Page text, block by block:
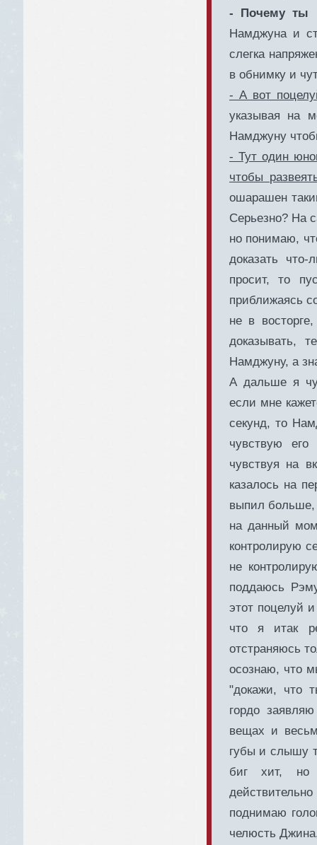
- Почему ты
Намджуна и
слегка
в обнимку и
- А вот
указывая на
Намджуну
- Тут один
чтобы
ошарашен
Серьезно? На
но понимаю,
доказать
просит, то
приближаясь
не в
доказывать,
Намджуну, а
А дальше я
если мне
секунд, то
чувствую
чувствуя на
казалось на
выпил больше,
на данный
контролирую
не
поддаюсь
этот поцелуй
что я итак
отстраняюсь
осознаю, что
"докажи, что
гордо
вещах и
губы и слышу
биг хит, но
поднимаю
челюсть